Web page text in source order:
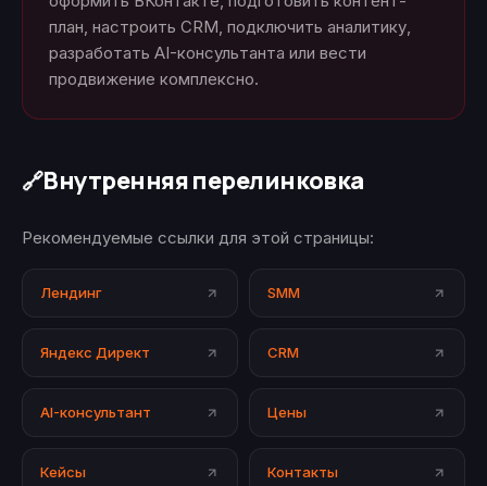
план, настроить CRM, подключить аналитику,
разработать AI-консультанта или вести
продвижение комплексно.
🔗Внутренняя перелинковка
Рекомендуемые ссылки для этой страницы:
Лендинг SMM
Яндекс Директ CRM
AI-консультант Цены
Кейсы Контакты